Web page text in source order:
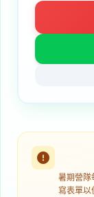
暑期營隊
寫表單以